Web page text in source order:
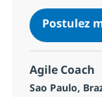
Postulez
Agile Coach
Localisation
Sao Paulo,